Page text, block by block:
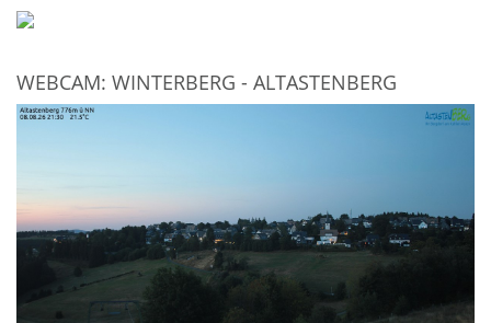
WEBCAM: WINTERBERG - ALTASTENBERG